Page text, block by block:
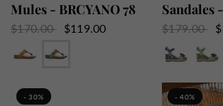
Mules - BRCYANO 78
$170.00
$119.00
Sandales
$179.00
- 30% - 40%